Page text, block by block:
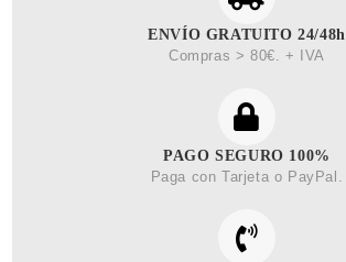
ENVÍO GRATUITO 24/48h
Compras > 80€. + IVA
PAGO SEGURO 100%
Paga con Tarjeta o PayPal.